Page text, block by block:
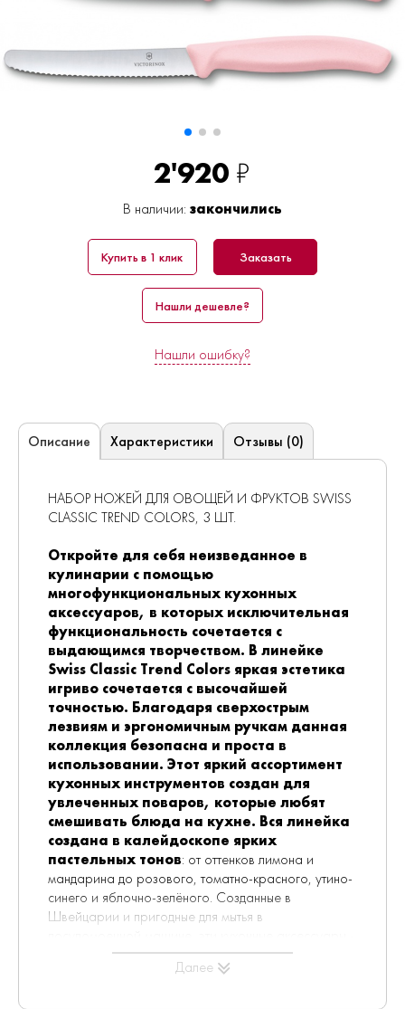
2'920 ₽
В наличии: закончились
Купить в 1 клик Заказать
Нашли дешевле?
Нашли ошибку?
Описание Характеристики Отзывы (0)
НАБОР НОЖЕЙ ДЛЯ ОВОЩЕЙ И ФРУКТОВ SWISS
CLASSIC TREND COLORS, 3 ШТ.
Откройте для себя неизведанное в
кулинарии с помощью
многофункциональных кухонных
аксессуаров, в которых исключительная
функциональность сочетается с
выдающимся творчеством. В линейке
Swiss Classic Trend Colors яркая эстетика
игриво сочетается с высочайшей
точностью. Благодаря сверхострым
лезвиям и эргономичным ручкам данная
коллекция безопасна и проста в
использовании. Этот яркий ассортимент
кухонных инструментов создан для
увлеченных поваров, которые любят
смешивать блюда на кухне. Вся линейка
создана в калейдоскопе ярких
пастельных тонов: от оттенков лимона и
мандарина до розового, томатно-красного, утино-
синего и яблочно-зелёного. Созданные в
Швейцарии и пригодные для мытья в
настоящие кулинарные герои, которые верой и
правдой прослужат вам долгие годы.
Далее